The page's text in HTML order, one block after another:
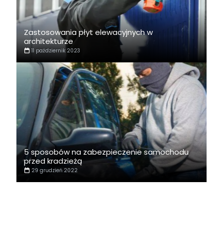
Zastosowania płyt elewacyjnych w
architekturze
11 październik 2023
5 sposobów na zabezpieczenie samochodu
przed kradzieżą
29 grudzień 2022